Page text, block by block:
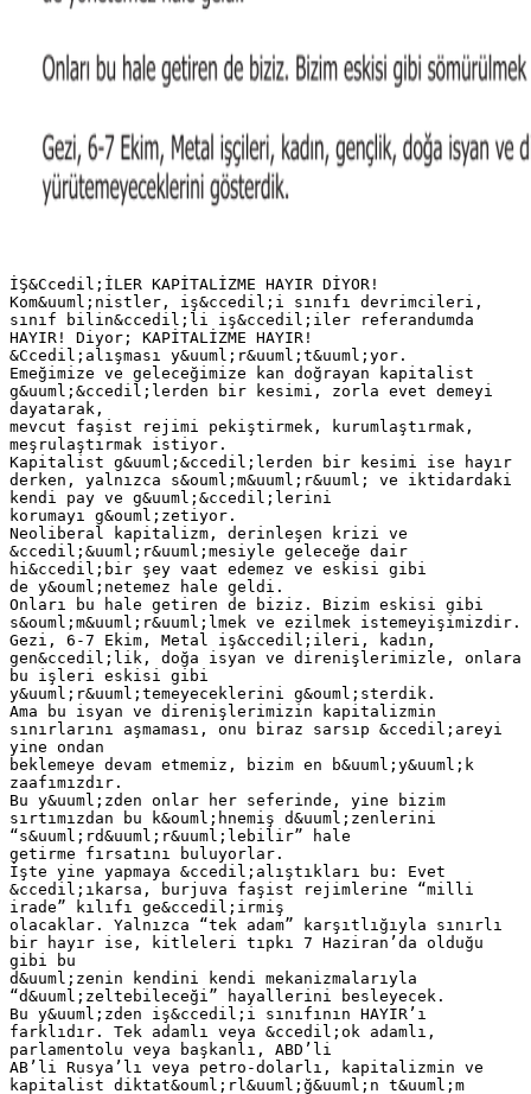
İŞ&Ccedil;İLER KAPİTALİZME HAYIR DİYOR!
Kom&uuml;nistler, iş&ccedil;i sınıfı devrimcileri,
sınıf bilin&ccedil;li iş&ccedil;iler referandumda
HAYIR! Diyor; KAPİTALİZME HAYIR!
&Ccedil;alışması y&uuml;r&uuml;t&uuml;yor.
Emeğimize ve geleceğimize kan doğrayan kapitalist
g&uuml;&ccedil;lerden bir kesimi, zorla evet demeyi
dayatarak,
mevcut faşist rejimi pekiştirmek, kurumlaştırmak,
meşrulaştırmak istiyor.
Kapitalist g&uuml;&ccedil;lerden bir kesimi ise hayır
derken, yalnızca s&ouml;m&uuml;r&uuml; ve iktidardaki
kendi pay ve g&uuml;&ccedil;lerini
korumayı g&ouml;zetiyor.
Neoliberal kapitalizm, derinleşen krizi ve
&ccedil;&uuml;r&uuml;mesiyle geleceğe dair
hi&ccedil;bir şey vaat edemez ve eskisi gibi
de y&ouml;netemez hale geldi.
Onları bu hale getiren de biziz. Bizim eskisi gibi
s&ouml;m&uuml;r&uuml;lmek ve ezilmek istemeyişimizdir.
Gezi, 6-7 Ekim, Metal iş&ccedil;ileri, kadın,
gen&ccedil;lik, doğa isyan ve direnişlerimizle, onlara
bu işleri eskisi gibi
y&uuml;r&uuml;temeyeceklerini g&ouml;sterdik.
Ama bu isyan ve direnişlerimizin kapitalizmin
sınırlarını aşmaması, onu biraz sarsıp &ccedil;areyi
yine ondan
beklemeye devam etmemiz, bizim en b&uuml;y&uuml;k
zaafımızdır.
Bu y&uuml;zden onlar her seferinde, yine bizim
sırtımızdan bu k&ouml;hnemiş d&uuml;zenlerini
“s&uuml;rd&uuml;r&uuml;lebilir” hale
getirme fırsatını buluyorlar.
İşte yine yapmaya &ccedil;alıştıkları bu: Evet
&ccedil;ıkarsa, burjuva faşist rejimlerine “milli
irade” kılıfı ge&ccedil;irmiş
olacaklar. Yalnızca “tek adam” karşıtlığıyla sınırlı
bir hayır ise, kitleleri tıpkı 7 Haziran’da olduğu
gibi bu
d&uuml;zenin kendini kendi mekanizmalarıyla
“d&uuml;zeltebileceği” hayallerini besleyecek.
Bu y&uuml;zden iş&ccedil;i sınıfının HAYIR’ı
farklıdır. Tek adamlı veya &ccedil;ok adamlı,
parlamentolu veya başkanlı, ABD’li
AB’li Rusya’lı veya petro-dolarlı, kapitalizmin ve
kapitalist diktat&ouml;rl&uuml;ğ&uuml;n t&uuml;m